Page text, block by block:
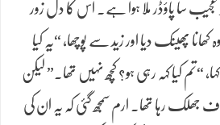
سا پاؤڈر ملا ہوا ہے۔ اس کا دل زور
پھینک دیا اور زید سے پوچھا، “یہ کیا
“تم کیا کہہ رہی ہو؟ کچھ نہیں تھا۔” لیکن
رہا تھا۔ ارم سمجھ گئی کہ یہ ان کی